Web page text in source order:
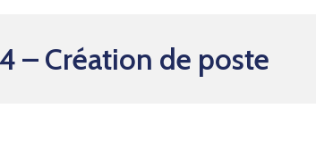
– Création de poste